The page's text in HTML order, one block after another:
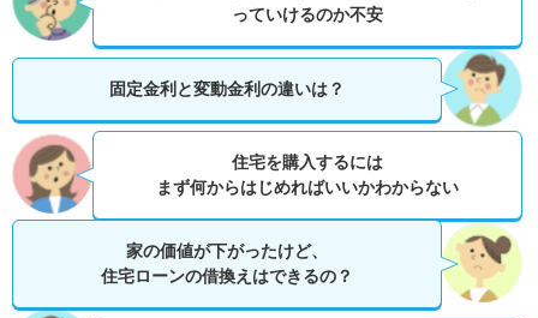
っていけるのか不安
固定金利と変動金利の違いは？
住宅を購入するには
まず何からはじめればいいかわからない
家の価値が下がったけど、
住宅ローンの借換えはできるの？